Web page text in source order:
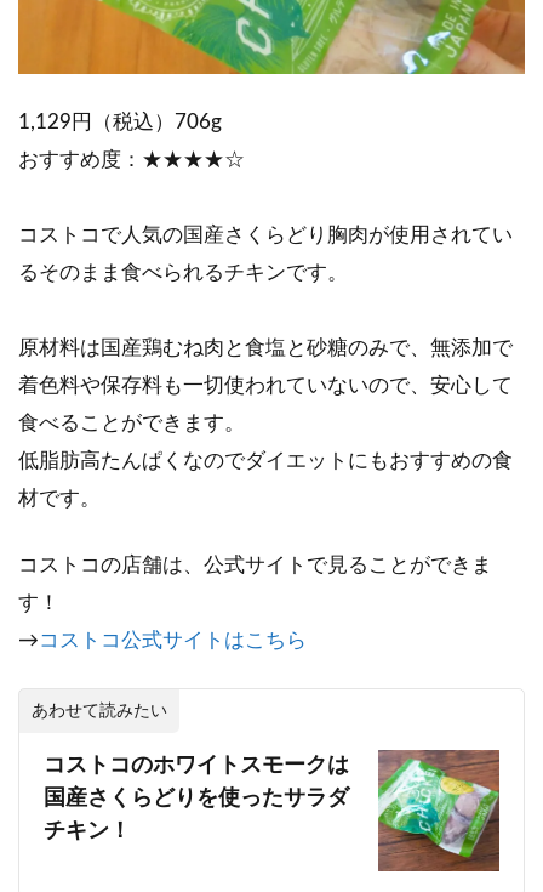
1,129円（税込）706g
おすすめ度：★★★★☆
コストコで人気の国産さくらどり胸肉が使用されてい
るそのまま食べられるチキンです。
原材料は国産鶏むね肉と食塩と砂糖のみで、無添加で
着色料や保存料も一切使われていないので、安心して
食べることができます。
低脂肪高たんぱくなのでダイエットにもおすすめの食
材です。
コストコの店舗は、公式サイトで見ることができま
す！
→コストコ公式サイトはこちら
あわせて読みたい
コストコのホワイトスモークは
国産さくらどりを使ったサラダ
チキン！